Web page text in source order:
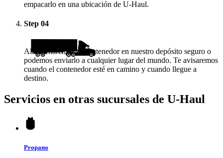
empacarlo en una ubicación de U-Haul.
Step 04
Almacenaremos tu contenedor en nuestro depósito seguro o
podemos enviarlo a cualquier lugar del mundo. Te avisaremos
cuando el contenedor esté en camino y cuando llegue a
destino.
Servicios en otras sucursales de U-Haul
Propano